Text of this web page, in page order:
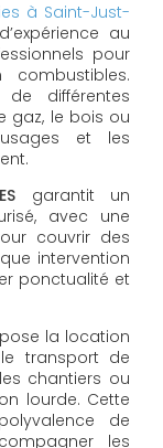
à Saint-Just-
au
pour
de différentes
gaz, le bois ou
et les
garantit un
avec une
couvrir des
intervention
ponctualité et
la location
transport de
chantiers ou
lourde. Cette
de
les